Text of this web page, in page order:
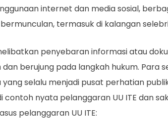
internet dan media sosial,
termasuk di kalangan
penyebaran informasi atau
berujung pada langkah hukum. Para
selalu menjadi pusat perhatian
nyata pelanggaran UU ITE dan
pelanggaran UU ITE: